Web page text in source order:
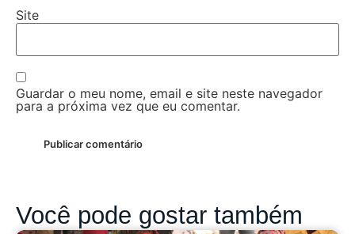
Site
Guardar o meu nome, email e site neste navegador
para a próxima vez que eu comentar.
Você pode gostar também